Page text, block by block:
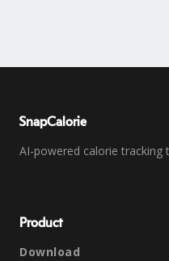
SnapCalorie
AI-powered calorie tracking
Product
Download